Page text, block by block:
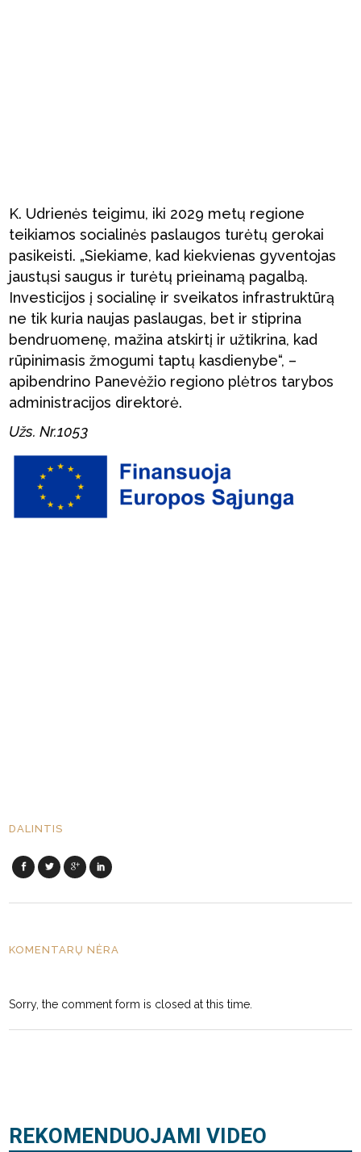
K. Udrienės teigimu, iki 2029 metų regione
teikiamos socialinės paslaugos turėtų gerokai
pasikeisti. „Siekiame, kad kiekvienas gyventojas
jaustųsi saugus ir turėtų prieinamą pagalbą.
Investicijos į socialinę ir sveikatos infrastruktūrą
ne tik kuria naujas paslaugas, bet ir stiprina
bendruomenę, mažina atskirtį ir užtikrina, kad
rūpinimasis žmogumi taptų kasdienybe“, –
apibendrino Panevėžio regiono plėtros tarybos
administracijos direktorė.
Užs. Nr.1053
DALINTIS
KOMENTARŲ NĖRA
Sorry, the comment form is closed at this time.
REKOMENDUOJAMI VIDEO